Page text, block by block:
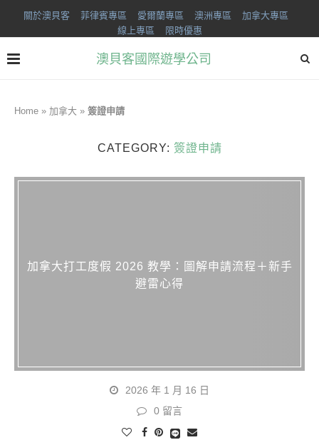
關於澳貝客 菲律賓專區 愛爾蘭專區 澳洲專區
加拿大專區
線上專區
限時優惠
澳貝客國際遊學公司
Home » 加拿大 » 簽證申請
CATEGORY: 簽證申請
加拿大打工度假 2026 教學：圖解申請流程＋新手
避雷心得
2026 年 1 月 16 日
0 留言